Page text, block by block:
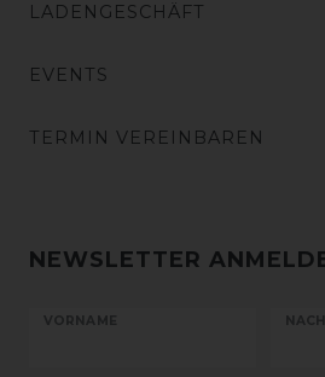
LADENGESCHÄFT
EVENTS
TERMIN VEREINBAREN
NEWSLETTER
VORNAME